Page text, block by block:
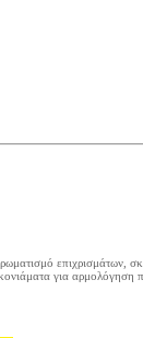
επιχρισμάτων,
για αρμολόγηση